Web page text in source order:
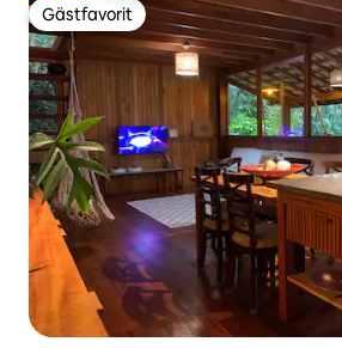
Gästfavorit
Gästfavorit